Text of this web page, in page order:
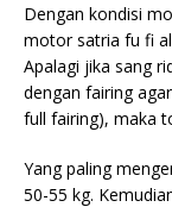
Dengan kondisi
motor satria fu fi
Apalagi jika sang
dengan fairing
full fairing), maka
Yang paling
50-55 kg.